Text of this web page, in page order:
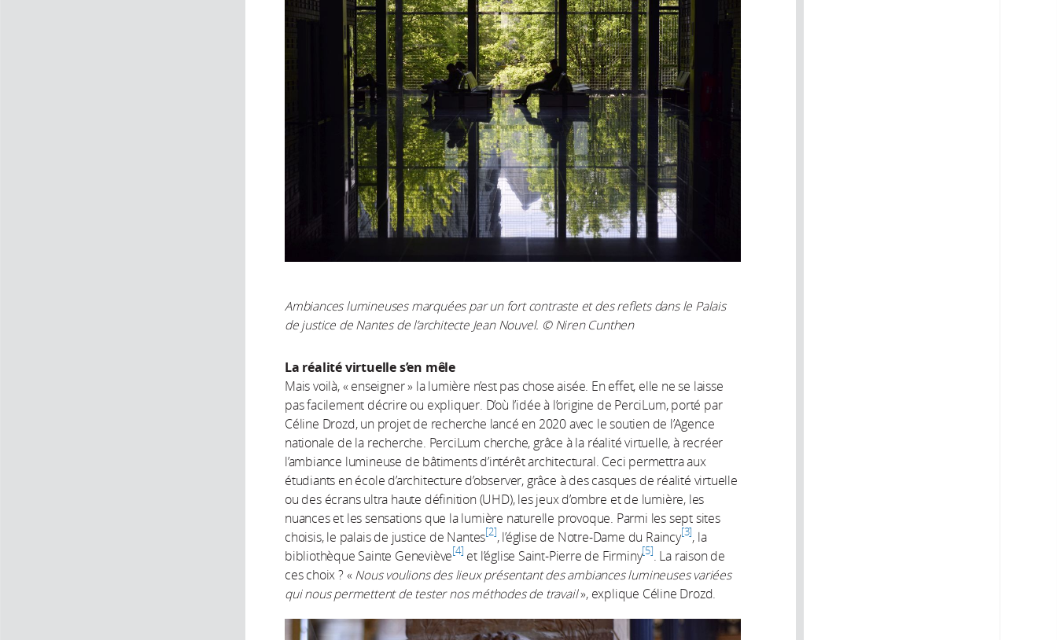
Ambiances lumineuses marquées par un fort contraste et des reflets dans le Palais
de justice de Nantes de l’architecte Jean Nouvel. © Niren Cunthen
La réalité virtuelle s’en mêle
Mais voilà, « enseigner » la lumière n’est pas chose aisée. En effet, elle ne se laisse
pas facilement décrire ou expliquer. D’où l’idée à l’origine de PerciLum, porté par
Céline Drozd, un projet de recherche lancé en 2020 avec le soutien de l’Agence
nationale de la recherche. PerciLum cherche, grâce à la réalité virtuelle, à recréer
l’ambiance lumineuse de bâtiments d’intérêt architectural. Ceci permettra aux
étudiants en école d’architecture d’observer, grâce à des casques de réalité virtuelle
ou des écrans ultra haute définition (UHD), les jeux d’ombre et de lumière, les
nuances et les sensations que la lumière naturelle provoque. Parmi les sept sites
choisis, le palais de justice de Nantes 2 , l’église de Notre-Dame du Raincy 3 , la
bibliothèque Sainte Geneviève 4 et l’église Saint-Pierre de Firminy 5
. La raison de
ces choix ? « Nous voulions des lieux présentant des ambiances lumineuses variées
qui nous permettent de tester nos méthodes de travail», explique Céline Drozd.